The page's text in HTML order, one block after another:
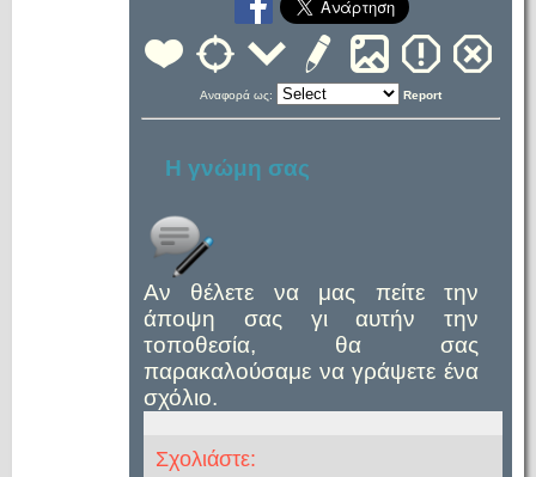
Αναφορά ως: Report
Η γνώμη σας
Αν θέλετε να μας πείτε την
άποψη σας γι αυτήν την
τοποθεσία, θα σας
παρακαλούσαμε να γράψετε ένα
σχόλιο.
Σχολιάστε: